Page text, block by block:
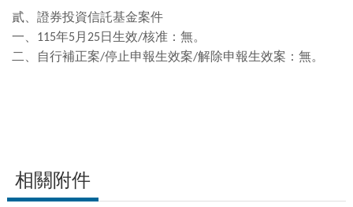
貳、證券投資信託基金案件
一、 115年5 月 25 日生效/核准 ：無。
二、自行補正案/停止申報生效案/解除申報生效案：無。
相關附件